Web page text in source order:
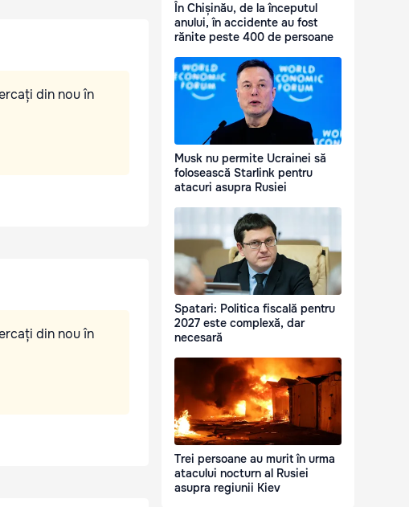
din nou în
din nou în
În Chișinău, de la începutul
anului, în accidente au fost
rănite peste 400 de persoane
Musk nu permite Ucrainei să
folosească Starlink pentru
atacuri asupra Rusiei
Spatari: Politica fiscală pentru
2027 este complexă, dar
necesară
Trei persoane au murit în urma
atacului nocturn al Rusiei
asupra regiunii Kiev